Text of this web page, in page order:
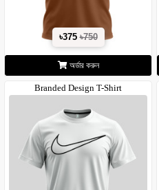
৳375৳750
অর্ডার করুন
Branded Design T-Shirt